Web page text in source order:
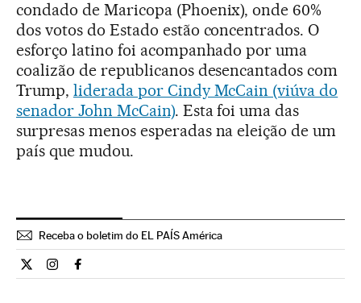
condado de Maricopa (Phoenix), onde 60%
dos votos do Estado estão concentrados. O
esforço latino foi acompanhado por uma
coalizão de republicanos desencantados com
Trump, liderada por Cindy McCain (viúva do
senador John McCain). Esta foi uma das
surpresas menos esperadas na eleição de um
país que mudou.
Receba o boletim do EL PAÍS América
Internacional El País Brasil en Twitter
Internacional El País Brasil en Instagram
Internacional El País Brasil en Facebook